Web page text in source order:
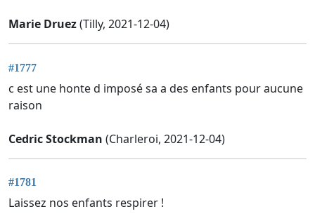
Marie Druez(Tilly, 2021-12-04)
#1777
c est une honte d imposé sa a des enfants pour aucune
raison
Cedric Stockman (Charleroi, 2021-12-04)
#1781
Laissez nos enfants respirer !